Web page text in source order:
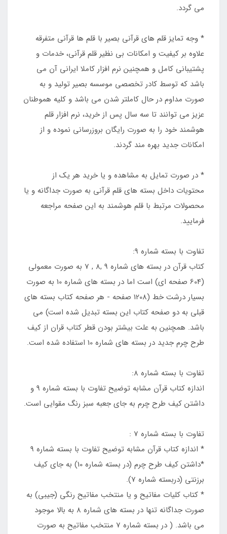
می گردد.
* وجه تمایز قلم های قرآنی بصیر با قلم ها قرآنی متفرقه
علاوه بر کیفیت و امکانات بی نظیر قلم قرآنی، خدمات و
پشتیبانی کامل و همچنین نرم افزار کاملا ایرانی آن می
باشد که توسط کادر تخصصی موسسه بصیر تولید و به
صورت مداوم در حال کاملتر شدن می باشد و کلیه هموطنان
عزیز می توانند تا سه سال پس از خرید، نرم افزار قلم
هوشمند خود را به صورت رایگان بروزرسانی نموده و از
امکانات جدید بهره مند گردند.
* در صورت تمایل به مشاهده و یا خرید هر یک از
محتویات داخل بسته های قلم قرآنی به صورت جداگانه و یا
محصولات مرتبط با قلم هوشمند به این صفحه مراجعه
فرمایید.
تفاوت با بسته شماره 9:
کتاب قرآن در بسته های شماره 9 ,8 , 7 به صورت معمولی
(604 صفحه ای) است اما در بسته های شماره 10 به صورت
بسیار درشت خط (1208 صفحه - هر صفحه کتاب بسته های
قبلی به دو صفحه کتاب این بسته تبدیل شده است) می
باشد. همچنین به علت بیشتر بودن قطر کتاب قران از کیف
طرح چرم جدید در بسته های شماره 10 استفاده شده است.
تفاوت با بسته شماره 8:
اندازه کتاب قرآن مشابه توضیح تفاوت با بسته شماره 9 و
داشتن کیف طرح چرم به جای جعبه سبز رنگ مقوایی است.
تفاوت با بسته شماره 7 :
* اندازه کتاب قرآن مشابه توضیح تفاوت با بسته شماره 9
*داشتن کیف طرح چرم (در بسته شماره 10) به جای کیف
برزنتی (دربسته شماره 7).
* کتاب کلیات مفاتیح و یا منتخب مفاتیح رنگی (جیبی) به
صورت جداگانه تنها در بسته های شماره 8 به بالا موجود
می باشد. ( در بسته شماره 7 منتخب مفاتیح به صورت